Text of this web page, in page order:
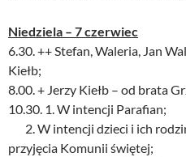
Niedziela – 7 czerwiec
6.30. ++ Stefan, Waleria, Jan
Kiełb;
8.00. + Jerzy Kiełb – od brata
10.30. 1. W intencji Parafian;
2. W intencji dzieci i ich
przyjęcia Komunii świętej;